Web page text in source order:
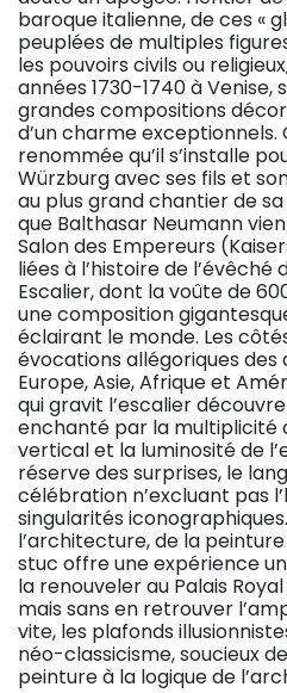
baroque italienne, de ces «
peuplées de multiples
les pouvoirs civils ou
années 1730-1740 à Venise,
grandes compositions
d’un charme exceptionnels.
renommée qu’il s’installe
Würzburg avec ses fils et
au plus grand chantier de
que Balthasar Neumann
Salon des Empereurs
liées à l’histoire de
Escalier, dont la voûte de
une composition
éclairant le monde. Les
évocations allégoriques
Europe, Asie, Afrique et
qui gravit l’escalier
enchanté par la multiplicité
vertical et la luminosité de
réserve des surprises, le
célébration n’excluant pas
singularités
l’architecture, de la
stuc offre une expérience
la renouveler au Palais
mais sans en retrouver
vite, les plafonds
néo-classicisme, soucieux
peinture à la logique de